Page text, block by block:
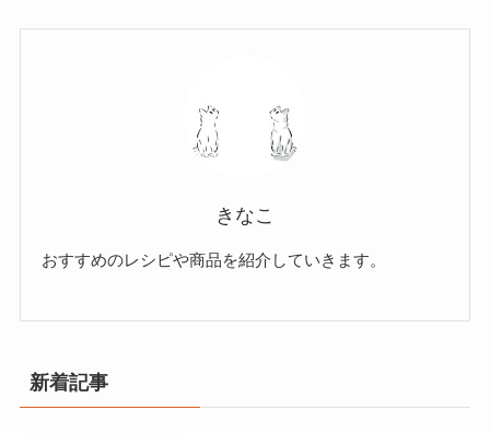
きなこ
おすすめのレシピや商品を紹介していきます。
新着記事